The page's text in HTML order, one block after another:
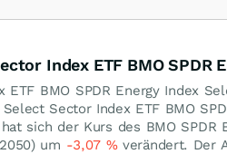
Index ETF BMO
BMO SPDR Energy Index
Sector Index ETF BMO
sich der Kurs des BMO SPDR
um -3,07 %verändert. Der